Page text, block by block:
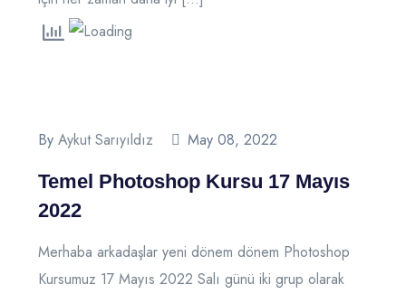
By Aykut Sarıyıldız May 08, 2022
Temel Photoshop Kursu 17 Mayıs
2022
Merhaba arkadaşlar yeni dönem dönem Photoshop
Kursumuz 17 Mayıs 2022 Salı günü iki grup olarak